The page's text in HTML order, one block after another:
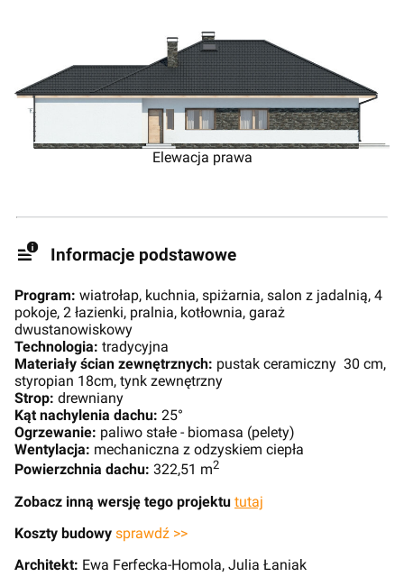
Elewacja prawa
Informacje podstawowe
Program: wiatrołap, kuchnia, spiżarnia, salon z jadalnią, 4
pokoje, 2 łazienki, pralnia, kotłownia, garaż
dwustanowiskowy
Technologia: tradycyjna
Materiały ścian zewnętrznych: pustak ceramiczny 30 cm,
styropian 18cm, tynk zewnętrzny
Strop: drewniany
Kąt nachylenia dachu: 25°
Ogrzewanie: paliwo stałe - biomasa (pelety)
Wentylacja: mechaniczna z odzyskiem ciepła
Powierzchnia dachu: 322,51 m2
Zobacz inną wersję tego projektu tutaj
Koszty budowy sprawdź >>
Architekt: Ewa Ferfecka-Homola, Julia Łaniak